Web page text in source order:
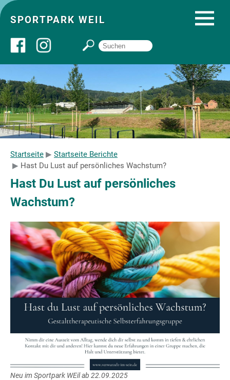
SPORTPARK WEIL
Über uns
Startseite
Angebote
Sozial- und Gruppenräume
Sportpark
Startseite
Startseite Berichte
Hast Du Lust auf persönliches Wachstum?
Hast Du Lust auf persönliches
Wachstum?
Neu im Sportpark WEil ab 22.09.2025